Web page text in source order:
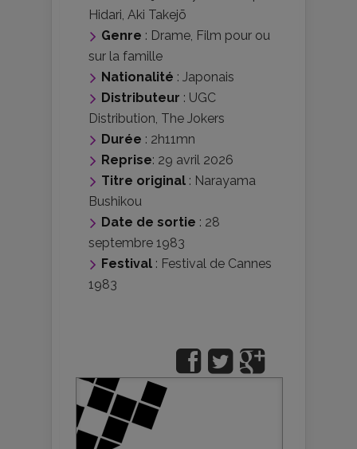
Hidari, Aki Takejō
Genre : Drame, Film pour ou
sur la famille
Nationalité : Japonais
Distributeur : UGC
Distribution, The Jokers
Durée : 2h11mn
Reprise: 29 avril 2026
Titre original : Narayama
Bushikou
Date de sortie : 28
septembre 1983
Festival : Festival de Cannes
1983